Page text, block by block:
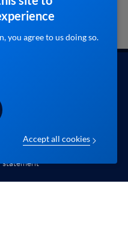
statement
you agree to us doing so.
Accept all cookies